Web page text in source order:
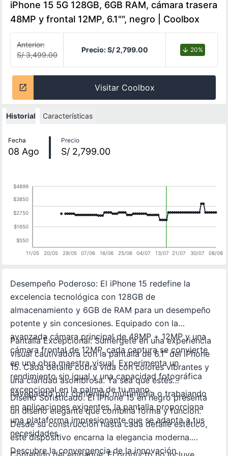
iPhone 15 5G 128GB, 6GB RAM, cámara trasera
48MP y frontal 12MP, 6.1"", negro | Coolbox
Anterior:
S/ 3,499.00
Precio:S/ 2,799.00 20%
Visitar Coolbox
Historial Características
Fecha
08 Ago
Precio
S/ 2,799.00
11/05 20/05 29/05 07/06 16/06 25/06 04/07 13/07 21/07 30/07 08/08
$550
$1650
$2750
$3850
$4899
Desempeño Poderoso: El iPhone 15 redefine la
excelencia tecnológica con 128GB de
almacenamiento y 6GB de RAM para un desempeño
potente y sin concesiones. Equipado con la
avanzada cámara principal de 48MP + 12MP y una
cámara frontal de 12MP, cada captura se convierte
en una obra maestra visual. Experimenta un
rendimiento sin igual y una capacidad fotográfica
excepcional en la palma de tu mano.
Pantalla Excepcional: Sumérgete en una experiencia
visual cautivadora con la pantalla de 6.1” del iPhone
15. Cada detalle cobra vida con colores vibrantes y
una claridad asombrosa. Ya sea que estés
navegando por contenido multimedia o trabajando
en aplicaciones exigentes, la pantalla proporciona
una plataforma impresionante que se adapta a tus
necesidades.
Diseño Sofisticado: El iPhone 15 en negro presenta
un diseño elegante que combina forma y función.
Desde su construcción hasta cada detalle estético,
este dispositivo encarna la elegancia moderna.
Descubre la convergencia de la innovación